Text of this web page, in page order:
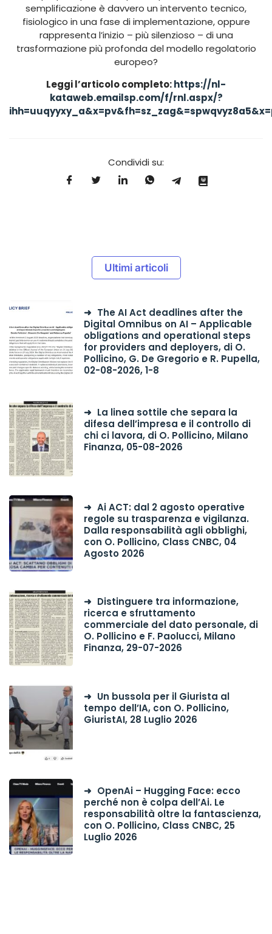
semplificazione è davvero un intervento tecnico,
fisiologico in una fase di implementazione, oppure
rappresenta l’inizio – più silenzioso – di una
trasformazione più profonda del modello regolatorio
europeo?
Leggi l’articolo completo:https://nl-
kataweb.emailsp.com/f/rnl.aspx/?
Condividi su:
Ultimi articoli
The AI Act deadlines after the
Digital Omnibus on AI – Applicable
obligations and operational steps
for providers and deployers, di O.
Pollicino, G. De Gregorio e R. Pupella,
02-08-2026, 1-8
La linea sottile che separa la
difesa dell’impresa e il controllo di
chi ci lavora, di O. Pollicino, Milano
Finanza, 05-08-2026
Ai ACT: dal 2 agosto operative
regole su trasparenza e vigilanza.
Dalla responsabilità agli obblighi,
con O. Pollicino, Class CNBC, 04
Agosto 2026
Distinguere tra informazione,
ricerca e sfruttamento
commerciale del dato personale, di
O. Pollicino e F. Paolucci, Milano
Finanza, 29-07-2026
Un bussola per il Giurista al
tempo dell’IA, con O. Pollicino,
GiuristAI, 28 Luglio 2026
OpenAi – Hugging Face: ecco
perché non è colpa dell’Ai. Le
responsabilità oltre la fantascienza,
con O. Pollicino, Class CNBC, 25
Luglio 2026